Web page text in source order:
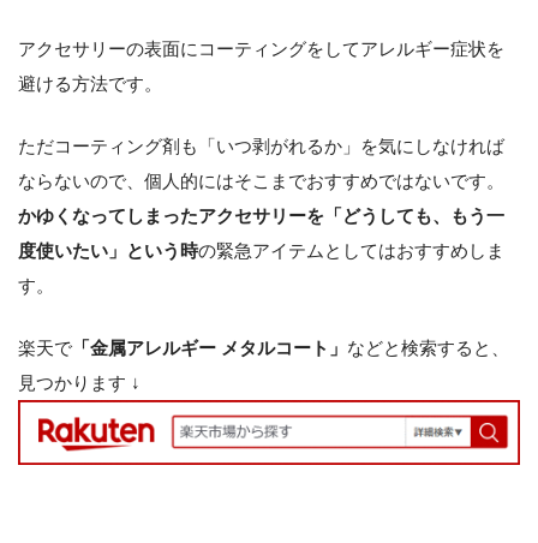
アクセサリーの表面にコーティングをしてアレルギー症状を
避ける方法です。
ただコーティング剤も「いつ剥がれるか」を気にしなければ
ならないので、個人的にはそこまでおすすめではないです。
かゆくなってしまったアクセサリーを「どうしても、もう一
度使いたい」という時の緊急アイテムとしてはおすすめしま
す。
楽天で 「金属アレルギー メタルコート」 などと検索すると、
見つかります ↓